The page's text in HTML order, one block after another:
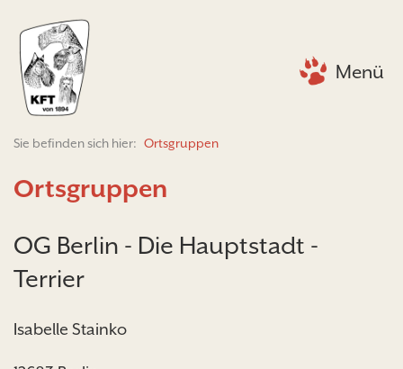
Menü
Sie befinden sich hier: Ortsgruppen
Ortsgruppen
OG Berlin - Die Hauptstadt -
Terrier
Isabelle Stainko